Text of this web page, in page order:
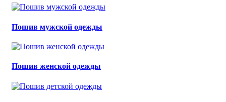
Пошив мужской одежды
Пошив женской одежды